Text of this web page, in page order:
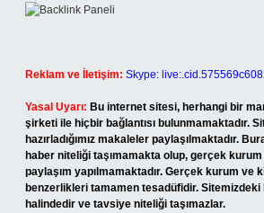
Reklam ve İletişim: Skype:
Yasal Uyarı: Bu internet sitesi, herhangi bir
şirketi ile hiçbir bağlantısı bulunmamaktadır.
hazırladığımız makaleler paylaşılmaktadır.
haber niteliği taşımamakta olup, gerçek
paylaşım yapılmamaktadır. Gerçek kurum ve
benzerlikleri tamamen tesadüfidir.
halindedir ve tavsiye niteliği taşımazlar.